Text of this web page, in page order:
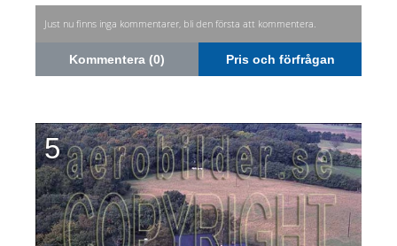
Just nu finns inga kommentarer, bli den första att kommentera.
Kommentera (0) Pris och förfrågan
5